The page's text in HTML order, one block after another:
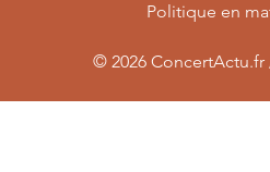
Politique en
© 2026 ConcertActu.fr